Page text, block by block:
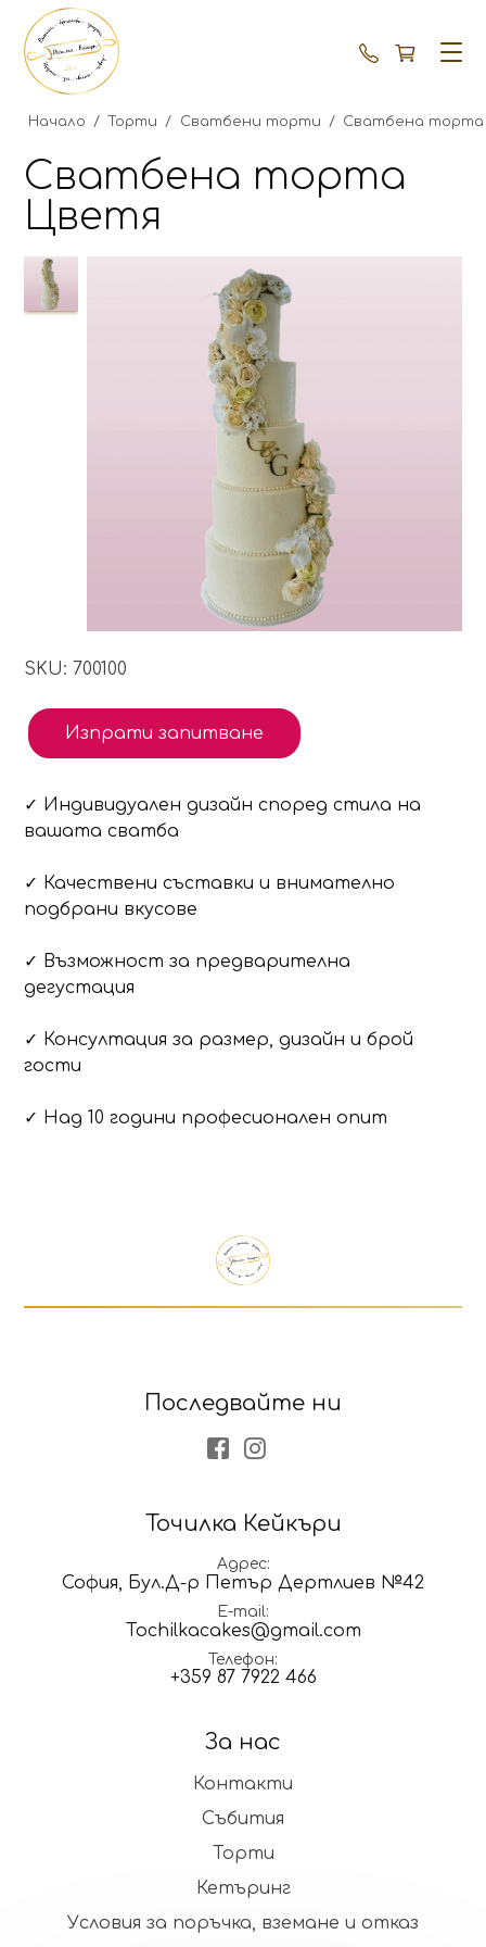
+359 87
Начало / Торти / Сватбени торти / Сватбена торта
Сватбена торта
Цветя
SKU: 700100
Изпрати запитване
✓ Индивидуален дизайн според стила на
вашата сватба
✓ Качествени съставки и внимателно
подбрани вкусове
✓ Възможност за предварителна
дегустация
✓ Консултация за размер, дизайн и брой
гости
✓ Над 10 години професионален опит
За нас
Контакти
Събития
Торти
Кетъринг
Условия за поръчка, вземане и отказ
Точилка Кейкъри
Адрес
София, Бул.Д-р Петър Дертлиев №42
E-mail
Tochilkacakes@gmail.com
Телефон
+359 87 7922 466
Последвайте ни
Facebook